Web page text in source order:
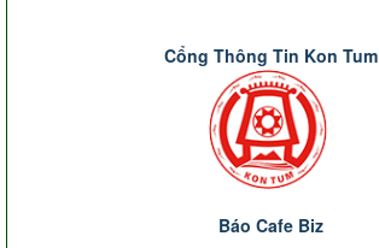
Cổng Thông Tin Kon Tum
Báo Cafe Biz